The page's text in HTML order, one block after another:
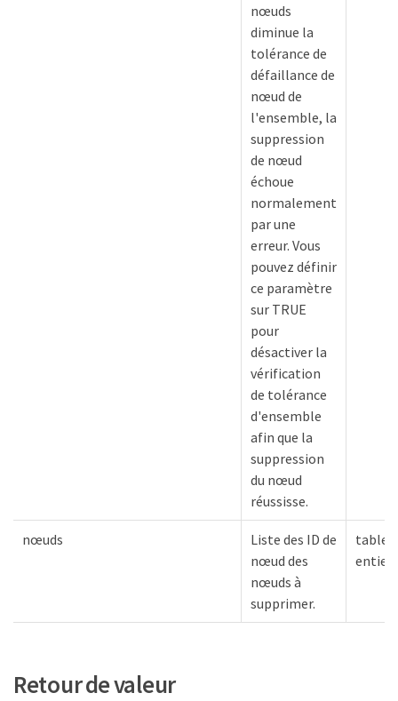
nœuds
diminue la
tolérance de
défaillance de
nœud de
l'ensemble, la
suppression
de nœud
échoue
normalement
par une
erreur. Vous
pouvez définir
ce paramètre
sur TRUE
pour
désactiver la
vérification
de tolérance
d'ensemble
afin que la
suppression
du nœud
réussisse.
nœuds
Liste des ID de
nœud des
nœuds à
supprimer.
entier
Retour de valeur